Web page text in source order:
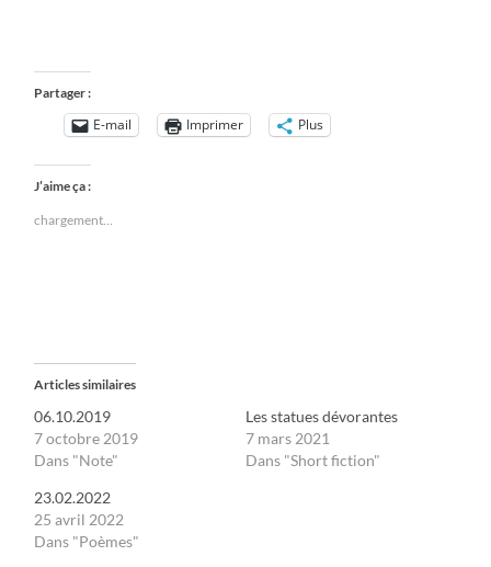
Partager :
E-mail Imprimer Plus
J’aime ça :
chargement…
Articles similaires
06.10.2019
7 octobre 2019
Dans "Note"
Les statues dévorantes
7 mars 2021
Dans "Short fiction"
23.02.2022
25 avril 2022
Dans "Poèmes"